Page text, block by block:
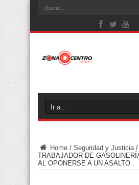
Home / Seguridad y Justicia /
TRABAJADOR DE
AL OPONERSE A UN ASALTO